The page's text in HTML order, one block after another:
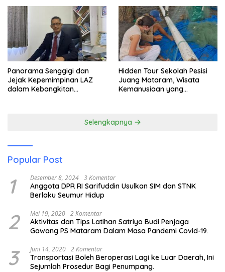
Panorama Senggigi dan
Jejak Kepemimpinan LAZ
dalam Kebangkitan
Hidden Tour Sekolah Pesisi
Juang Mataram, Wisata
Kemanusiaan yang
Selengkapnya
Popular Post
1 Desember 8, 2024 3 Komentar
Anggota DPR RI Sarifuddin Usulkan SIM dan STNK
Berlaku Seumur Hidup
2 Mei 19, 2020 2 Komentar
Aktivitas dan Tips Latihan Satriyo Budi Penjaga
Gawang PS Mataram Dalam Masa Pandemi Covid-19.
3 Juni 14, 2020 2 Komentar
Transportasi Boleh Beroperasi Lagi ke Luar Daerah, Ini
Sejumlah Prosedur Bagi Penumpang.